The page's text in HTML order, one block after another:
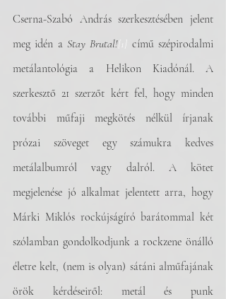
Cserna-Szabó András szerkesztésében jelent
meg idén a Stay Brutal! [1] című szépirodalmi
metálantológia a Helikon Kiadónál. A
szerkesztő 21 szerzőt kért fel, hogy minden
további műfaji megkötés nélkül írjanak
prózai szöveget egy számukra kedves
metálalbumról vagy dalról. A kötet
megjelenése jó alkalmat jelentett arra, hogy
Márki Miklós rockújságíró barátommal két
szólamban gondolkodjunk a rockzene önálló
életre kelt, (nem is olyan) sátáni alműfajának
örök kérdéseiről: metál és punk